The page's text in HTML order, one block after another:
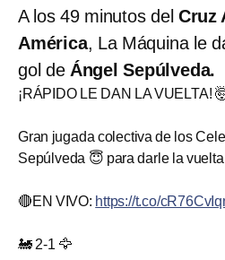
A los 49 minutos del Cruz
América, La Máquina le
gol de Ángel Sepúlveda.
¡RÁPIDO LE DAN LA VUELTA!
Gran jugada colectiva de los
Sepúlveda 😇 para darle la
🔴EN VIVO: https://t.co/
🚂 2-1 🦅